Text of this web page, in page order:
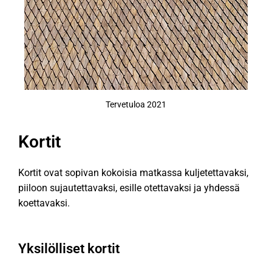
Tervetuloa 2021
Kortit
Kortit ovat sopivan kokoisia matkassa kuljetettavaksi,
piiloon sujautettavaksi, esille otettavaksi ja yhdessä
koettavaksi.
Yksilölliset kortit